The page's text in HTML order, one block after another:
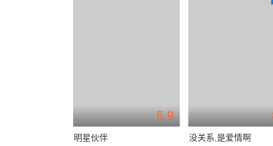
5.9
明星伙伴 没关系,是爱情啊